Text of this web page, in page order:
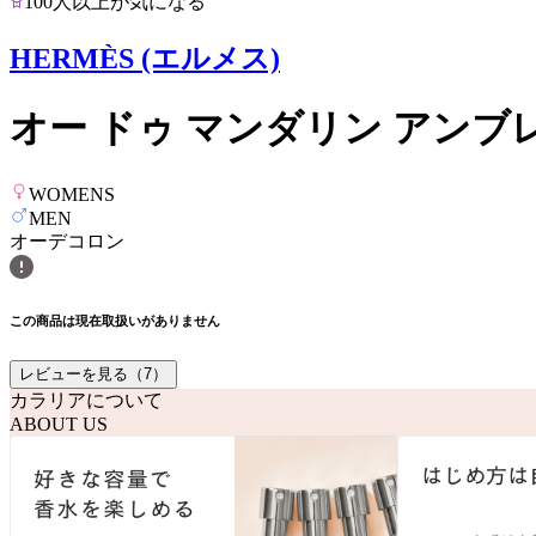
HERMÈS (エルメス)
オー ドゥ マンダリン アンブ
WOMENS
MEN
オーデコロン
この商品は現在取扱いがありません
レビューを見る（7）
カラリアについて
ABOUT US